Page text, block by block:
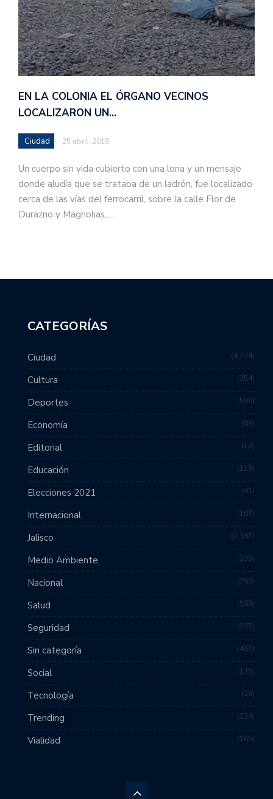
EN LA COLONIA EL ÓRGANO VECINOS
LOCALIZARON UN…
Ciudad 25 abril, 2018
Un cuerpo sin vida cubierto con una lona y un mensaje
donde aludía que se trataba de un ladrón, fue localizado
cerca de las vías del ferrocarril, sobre la calle Flor de
Durazno y Magnolias,…
CATEGORÍAS
Ciudad 4,734
Cultura 354
Deportes 506
Economía 89
Editorial 12
Educación 119
Elecciones 2021 41
Internacional 107
Jalisco 2,387
Medio Ambiente 235
Nacional 763
Salud 583
Seguridad 737
Sin categoría 467
Social 135
Tecnología 28
Trending 234
Vialidad 165